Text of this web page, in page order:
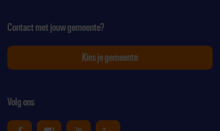
Volg ons
Contact met jouw gemeente?
Kies je gemeente